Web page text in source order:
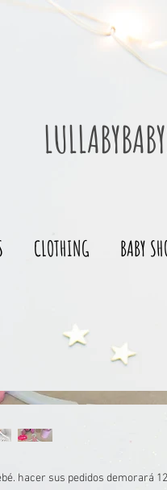
CLOTHING BABY
hacer sus pedidos demorará 12